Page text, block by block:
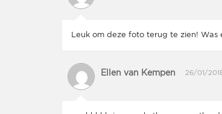
Leuk om deze foto terug te zien!
Ellen van Kempen 26/01/